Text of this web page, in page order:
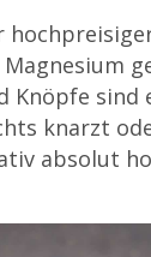
Knöpfe sind
knarzt
absolut